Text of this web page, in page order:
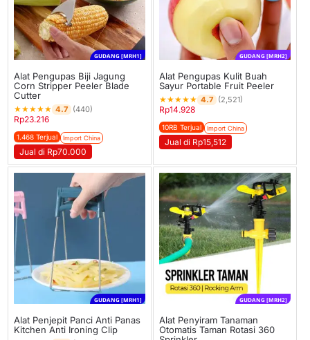
GUDANG [MRH1]
Alat Pengupas Biji Jagung
Corn Stripper Peeler Blade
Cutter
★★★★★ 4.7 (440)
Rp23.216
1.468 Terjual Import China
Jual di Rp70.000
GUDANG [MRH2]
Alat Pengupas Kulit Buah
Sayur Portable Fruit Peeler
★★★★★ 4.7 (2,521)
Rp14.928
10RB Terjual Import China
Jual di Rp15,512
GUDANG [MRH1]
Alat Penjepit Panci Anti Panas
Kitchen Anti Ironing Clip
GUDANG [MRH2]
Alat Penyiram Tanaman
Otomatis Taman Rotasi 360